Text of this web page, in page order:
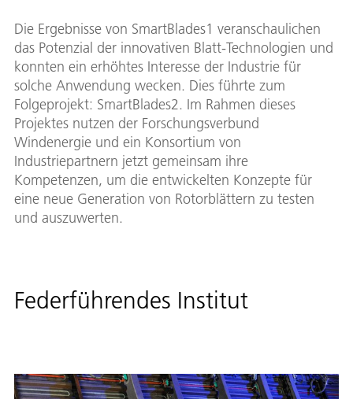
Die Ergebnisse von SmartBlades1 veranschaulichen
das Potenzial der innovativen Blatt-Technologien und
konnten ein erhöhtes Interesse der Industrie für
solche Anwendung wecken. Dies führte zum
Folgeprojekt: SmartBlades2. Im Rahmen dieses
Projektes nutzen der Forschungsverbund
Windenergie und ein Konsortium von
Industriepartnern jetzt gemeinsam ihre
Kompetenzen, um die entwickelten Konzepte für
eine neue Generation von Rotorblättern zu testen
und auszuwerten.
Federführendes Institut